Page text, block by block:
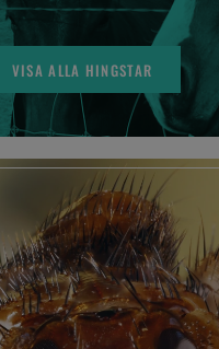
VISA ALLA HINGSTAR